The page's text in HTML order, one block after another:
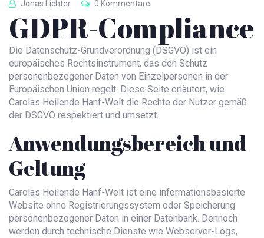
Jonas Lichter 0 Kommentare
GDPR-Compliance
Die Datenschutz-Grundverordnung (DSGVO) ist ein
europäisches Rechtsinstrument, das den Schutz
personenbezogener Daten von Einzelpersonen in der
Europäischen Union regelt. Diese Seite erläutert, wie
Carolas Heilende Hanf-Welt die Rechte der Nutzer gemäß
der DSGVO respektiert und umsetzt.
Anwendungsbereich und
Geltung
Carolas Heilende Hanf-Welt ist eine informationsbasierte
Website ohne Registrierungssystem oder Speicherung
personenbezogener Daten in einer Datenbank. Dennoch
werden durch technische Dienste wie Webserver-Logs,